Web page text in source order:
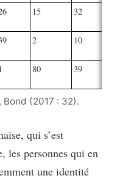
15 32
2 10
1 80 39
Bond (2017 : 32).
qui s’est
les personnes qui en
une identité